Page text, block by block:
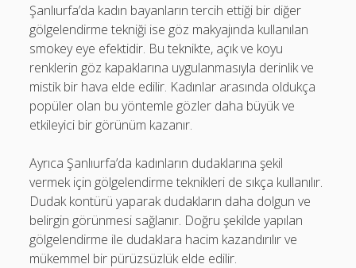
Şanlıurfa’da kadın bayanların tercih ettiği bir diğer
gölgelendirme tekniği ise göz makyajında kullanılan
smokey eye efektidir. Bu teknikte, açık ve koyu
renklerin göz kapaklarına uygulanmasıyla derinlik ve
mistik bir hava elde edilir. Kadınlar arasında oldukça
popüler olan bu yöntemle gözler daha büyük ve
etkileyici bir görünüm kazanır.
Ayrıca Şanlıurfa’da kadınların dudaklarına şekil
vermek için gölgelendirme teknikleri de sıkça kullanılır.
Dudak kontürü yaparak dudakların daha dolgun ve
belirgin görünmesi sağlanır. Doğru şekilde yapılan
gölgelendirme ile dudaklara hacim kazandırılır ve
mükemmel bir pürüzsüzlük elde edilir.